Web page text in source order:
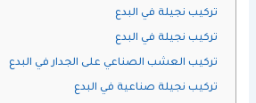
تركيب نجيلة في البدع
تركيب نجيلة في البدع
تركيب العشب الصناعي على الجدار في البدع
تركيب نجيلة صناعية في البدع